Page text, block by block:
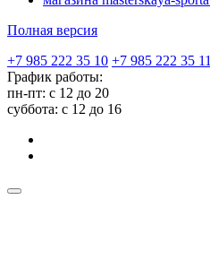
Полная версия
+7 985 222 35 10 +7 985 222 35 11
График работы:
пн-пт: с 12 до 20
суббота: c 12 до 16